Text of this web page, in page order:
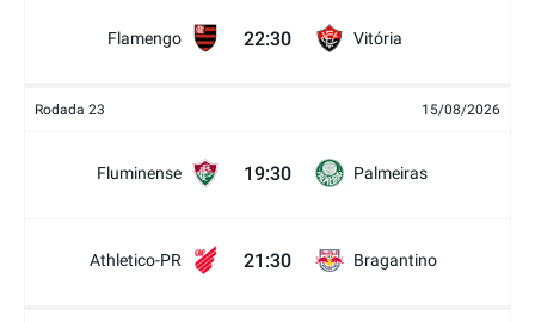
Flamengo 22:30 Vitória
Rodada 23 15/08/2026
Fluminense 19:30 Palmeiras
Athletico-PR 21:30 Bragantino